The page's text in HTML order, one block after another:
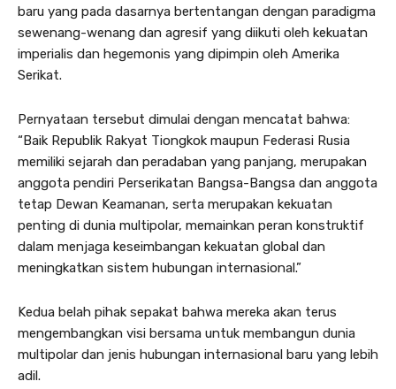
k
e
k
o
t
e
n
baru yang pada dasarnya bertentangan dengan paradigma
sewenang-wenang dan agresif yang diikuti oleh kekuatan
imperialis dan hegemonis yang dipimpin oleh Amerika
Serikat.
Pernyataan tersebut dimulai dengan mencatat bahwa:
“Baik Republik Rakyat Tiongkok maupun Federasi Rusia
memiliki sejarah dan peradaban yang panjang, merupakan
anggota pendiri Perserikatan Bangsa-Bangsa dan anggota
tetap Dewan Keamanan, serta merupakan kekuatan
penting di dunia multipolar, memainkan peran konstruktif
dalam menjaga keseimbangan kekuatan global dan
meningkatkan sistem hubungan internasional.”
Kedua belah pihak sepakat bahwa mereka akan terus
mengembangkan visi bersama untuk membangun dunia
multipolar dan jenis hubungan internasional baru yang lebih
adil.